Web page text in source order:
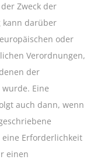
Zweck der
kann darüber
oder
Verordnungen,
der
Eine
auch dann, wenn
Erforderlichkeit
einen